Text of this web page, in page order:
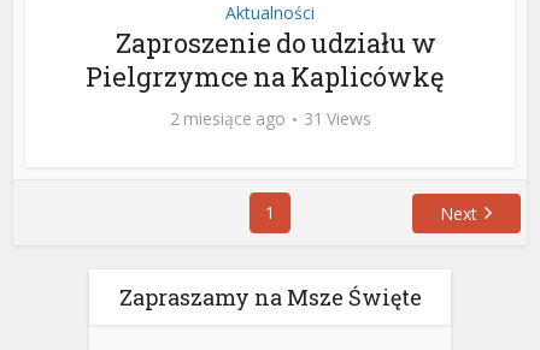
Aktualności
Zaproszenie do udziału w
Pielgrzymce na Kaplicówkę
2 miesiące ago 31 Views
1 Next
Zapraszamy na Msze Święte